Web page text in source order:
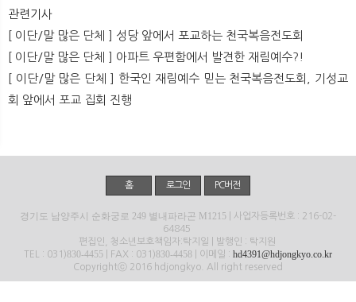
관련기사
[ 이단/말 많은 단체 ] 성당 앞에서 포교하는 천국복음전도회
[ 이단/말 많은 단체 ] 아파트 우편함에서 발견한 재림예수?!
[ 이단/말 많은 단체 ] 한국인 재림예수 믿는 천국복음전도회, 기성교
회 앞에서 포교 집회 진행
홈 로그인 PC버전
경기도 남양주시 순화궁로 249 별내파라곤 M1215 | 사업자등록번호 : 216-02-
64845
편집인, 청소년보호책임자:탁지일 | 발행인 : 탁지원
TEL : 031)830-4455 | FAX : 031)830-4458 | 이메일 : hd4391@hdjongkyo.co.kr
Copyrightⓒ 2016 hdjongkyo. All right reserved